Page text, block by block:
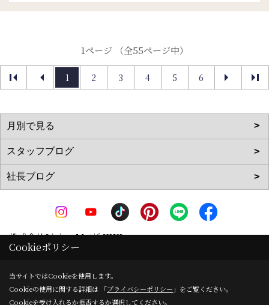
1ページ （全55ページ中）
1 2 3 4 5 6
株式会社Living Motif KIKI
〒519-0142
三重県亀山市天神1丁目2-11-1
TEL：0120-090-035/ 0595-83-0700
Cookieポリシー
当サイトではCookieを使用します。
Cookieの使用に関する詳細は 「プライバシーポリシー 」をご覧ください。
Cookieを受け入れるか拒否するか選択してください。